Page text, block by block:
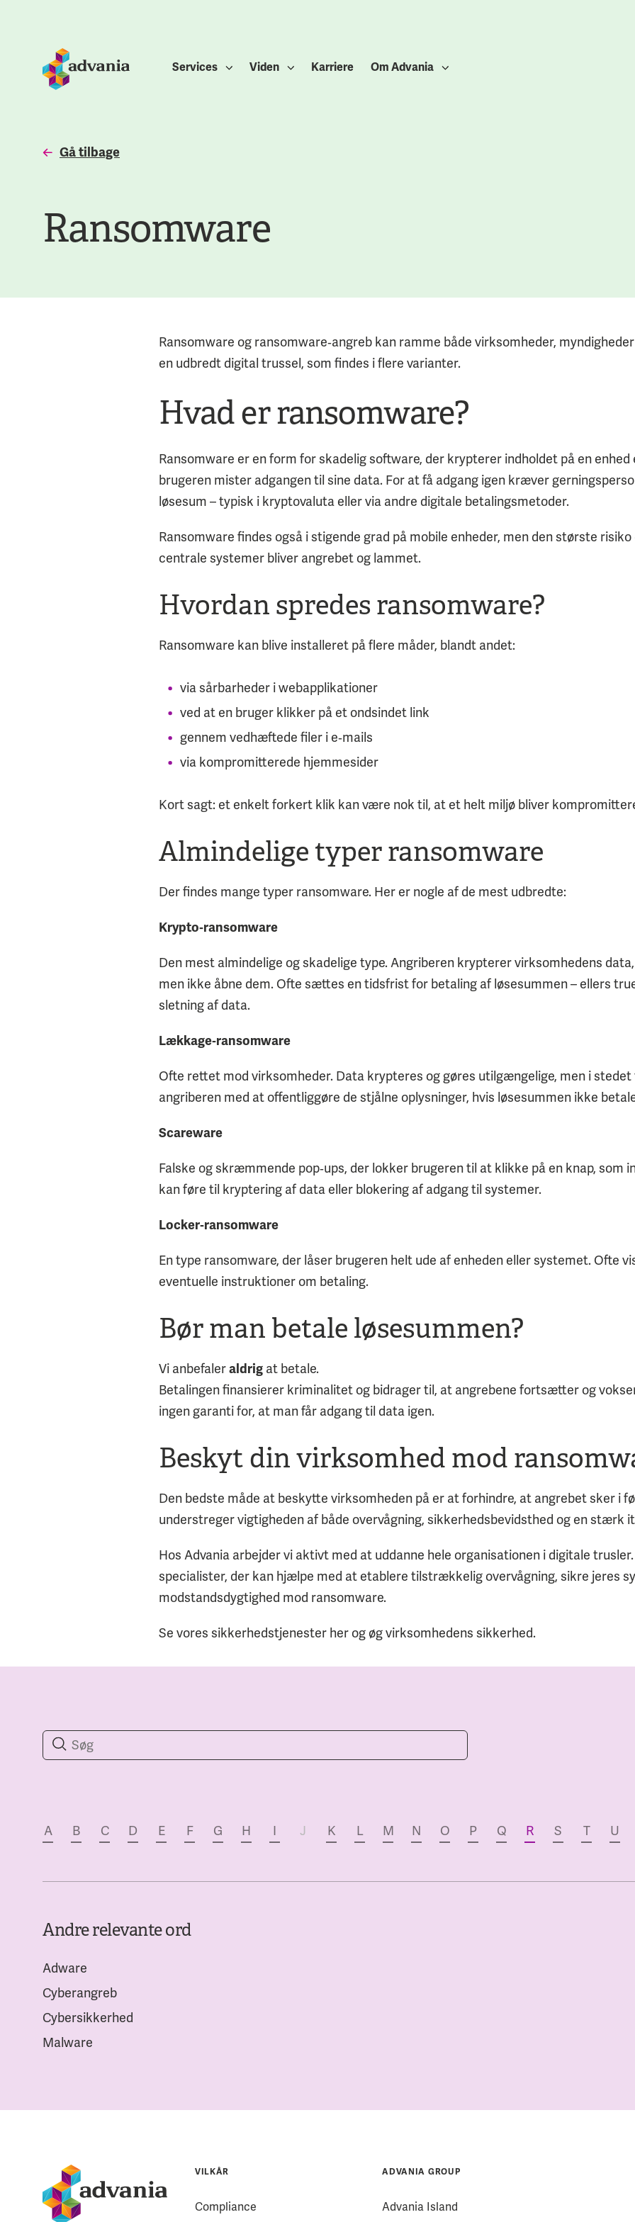
Services Viden Karriere Om Advania
Gå tilbage
Ransomware
Ransomware og ransomware‑angreb kan ramme både virksomheder,
en udbredt digital trussel, som findes i flere varianter.
Hvad er ransomware?
Ransomware er en form for skadelig software, der krypterer indholdet på en enhed
brugeren mister adgangen til sine data. For at få adgang igen kræver
løsesum – typisk i kryptovaluta eller via andre digitale betalingsmetoder.
Ransomware findes også i stigende grad på mobile enheder, men den største
centrale systemer bliver angrebet og lammet.
Hvordan spredes ransomware?
Ransomware kan blive installeret på flere måder, blandt andet:
via sårbarheder i webapplikationer
ved at en bruger klikker på et ondsindet link
gennem vedhæftede filer i e‑mails
via kompromitterede hjemmesider
Kort sagt: et enkelt forkert klik kan være nok til, at et helt miljø bliver
Almindelige typer ransomware
Der findes mange typer ransomware. Her er nogle af de mest udbredte:
Krypto‑ransomware
Den mest almindelige og skadelige type. Angriberen krypterer virksomhedens
men ikke åbne dem. Ofte sættes en tidsfrist for betaling af løsesummen – ellers
sletning af data.
Lækkage‑ransomware
Ofte rettet mod virksomheder. Data krypteres og gøres utilgængelige, men i
angriberen med at offentliggøre de stjålne oplysninger, hvis løsesummen ikke
Scareware
Falske og skræmmende pop‑ups, der lokker brugeren til at klikke på en knap, som
kan føre til kryptering af data eller blokering af adgang til systemer.
Locker‑ransomware
En type ransomware, der låser brugeren helt ude af enheden eller systemet. Ofte
eventuelle instruktioner om betaling.
Bør man betale løsesummen?
Vi anbefaleraldrig at betale.
Betalingen finansierer kriminalitet og bidrager til, at angrebene fortsætter og
ingen garanti for, at man får adgang til data igen.
Beskyt din virksomhed mod
Den bedste måde at beskytte virksomheden på er at forhindre, at angrebet sker i
understreger vigtigheden af både overvågning, sikkerhedsbevidsthed og en stærk
Hos Advania arbejder vi aktivt med at uddanne hele organisationen i digitale
specialister, der kan hjælpe med at etablere tilstrækkelig overvågning, sikre jeres
modstandsdygtighed mod ransomware.
Se vores sikkerhedstjenester her og øg virksomhedens sikkerhed.
A B C D E F G H I J K L M N O P Q R S T U
Andre relevante ord
Adware
Cyberangreb
Cybersikkerhed
Malware
VILKÅR
Compliance
ADVANIA GROUP
Advania Island